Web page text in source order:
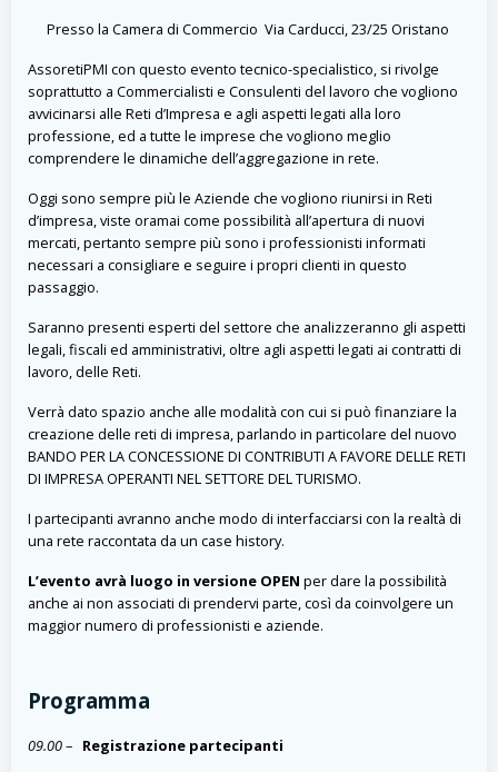
Presso la Camera di Commercio Via Carducci, 23/25 Oristano
AssoretiPMI con questo evento tecnico-specialistico, si rivolge
soprattutto a Commercialisti e Consulenti del lavoro che vogliono
avvicinarsi alle Reti d’Impresa e agli aspetti legati alla loro
professione, ed a tutte le imprese che vogliono meglio
comprendere le dinamiche dell’aggregazione in rete.
Oggi sono sempre più le Aziende che vogliono riunirsi in Reti
d’impresa, viste oramai come possibilità all’apertura di nuovi
mercati, pertanto sempre più sono i professionisti informati
necessari a consigliare e seguire i propri clienti in questo
passaggio.
Saranno presenti esperti del settore che analizzeranno gli aspetti
legali, fiscali ed amministrativi, oltre agli aspetti legati ai contratti di
lavoro, delle Reti.
Verrà dato spazio anche alle modalità con cui si può finanziare la
creazione delle reti di impresa, parlando in particolare del nuovo
BANDO PER LA CONCESSIONE DI CONTRIBUTI A FAVORE DELLE RETI
DI IMPRESA OPERANTI NEL SETTORE DEL TURISMO.
I partecipanti avranno anche modo di interfacciarsi con la realtà di
una rete raccontata da un case history.
L’evento avrà luogo in versione OPEN per dare la possibilità
anche ai non associati di prendervi parte, così da coinvolgere un
maggior numero di professionisti e aziende.
Programma
09.00– Registrazione partecipanti